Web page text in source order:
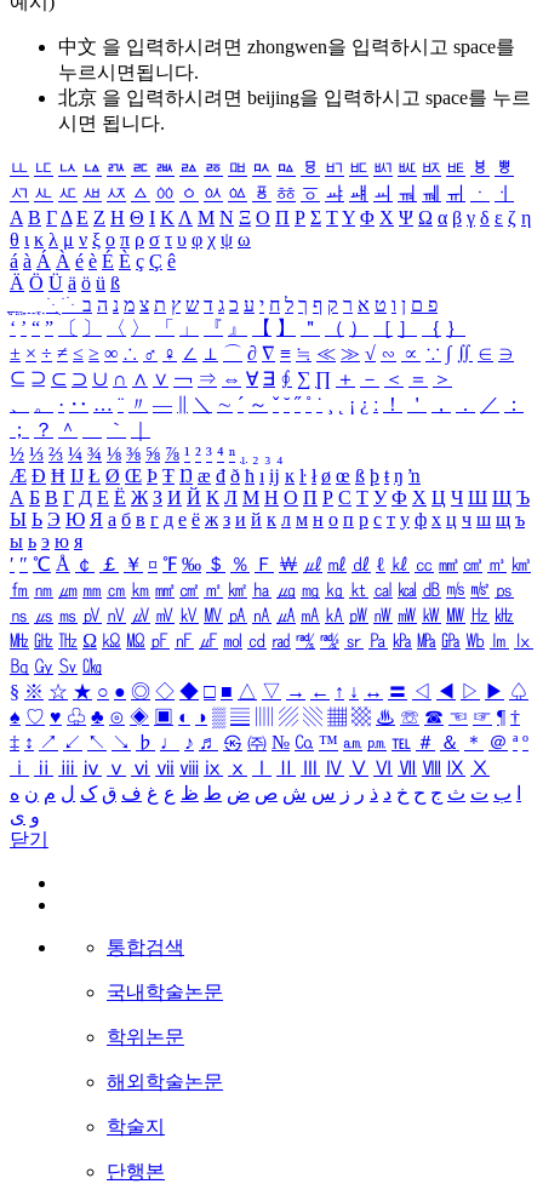
中文 을 입력하시려면 zhongwen을 입력하시고 space를
누르시면됩니다.
北京 을 입력하시려면 beijing을 입력하시고 space를 누르
시면 됩니다.
ㅥ ㅦ ㅧ ㅨ ㅩ ㅪ ㅫ ㅬ ㅭ ㅮ ㅯ ㅰ ㅱ ㅲ ㅳ ㅴ ㅵ ㅶ ㅷ ㅸ
ㅹ
ㅺ ㅻ ㅼ ㅽ ㅾ ㅿ ㆀ ㆁ ㆂ ㆃ ㆄ ㆅ ㆆ ㆇ ㆈ ㆉ ㆊ ㆋ ㆌ ㆍ
ㆎ
Α Β ΓΔ Ε Ζ Η Θ Ι ΚΛ Μ Ν Ξ Ο Π Ρ Σ ΤΥ Φ Χ Ψ Ω α β γ δ ε ζ η
θ ι κ λ μ ν ξ ο π ρ σ τ υ φ χ ψ ω
á à Á À é è É È ç Ç ê
Ä Ö Ü ä ö ü ß
ִֶֹ ֻּ ׁׂ פ ם ן ו ט א ר ק ף ך ל ח י ע כ ג ד ש ץ ת צ מ נ ה ב
‘ ’ “ ” 〔 〕 〈 〉 「 」 『 』 【 】 ＂ （ ） ［ ］ ｛ ｝
± × ÷ ≠ ≤ ≥ ∞ ∴ ♂ ♀ ∠ ⊥ ⌒ ∂ ∇ ≡ ≒ ≪ ≫ √ ∽ ∝ ∵ ∫ ∬ ∈ ∋
⊆ ⊇ ⊂ ⊃ ∪ ∩ ∧ ∨ ￢ ⇒ ⇔ ∀ ∃ ∮ ∑ ∏ ＋ － ＜ ＝
＞
、
。 · ‥ … ¨ 〃 ― ＼ ∼ ´ ～ ˇ ˘ ˝ ˚ ˙ ¸ ¡ ¿ ː ！ ＇ ， ． ／
：
；
？ ＾ ｀
½ ⅓ ⅔ ¼ ¾ ⅛ ⅜ ⅝ ⅞ ¹ ² ³ ⁴ ⁿ ₁ ₂ ₃ ₄
Æ Ð Ħ Ĳ Ł Ø Œ Þ Ŧ Ŋ æ đ ð ħ ı ĳ ĸ ŀ ł ø œ ß þ ŧ ŋ ŉ
А Б В Г Д Е Ё Ж З И Й К Л М Н О П Р С Т У Ф Х Ц Ч Ш Щ Ъ
Ы Ь Э Ю Я а б в г д е ё ж з и й к л м н о п р с т у ф х ц ч ш щ ъ
ы ь э ю я
′ ″ ℃ Å ￠ ￡ ￥ ¤ ℉ ‰ ＄ ％ Ｆ ￦ ㎕ ㎖ ㎗ ℓ ㎘ ㏄ ㎣ ㎤ ㎥ ㎦
㎙ ㎚ ㎛ ㎜ ㎝ ㎞ ㎟ ㎠ ㎡ ㎢ ㏊ ㎍ ㎎ ㎏ ㏏ ㎈ ㎉ ㏈ ㎧ ㎨ ㎰
㎱ ㎲ ㎳ ㎴ ㎵ ㎶ ㎷ ㎸ ㎹ ㎀ ㎁ ㎂ ㎃ ㎄ ㎺ ㎻ ㎽ ㎾ ㎿ ㎐ ㎑
㎒ ㎓ ㎔ Ω ㏀ ㏁ ㎊ ㎋ ㎌ ㏖ ㏅ ㎭ ㎮ ㎯ ㏛ ㎩ ㎪ ㎫ ㎬ ㏝ ㏐
㏓
㏃ ㏉ ㏜ ㏆
§ ※ ☆ ★ ○ ● ◎ ◇ ◆ □ ■ △ ▽ → ← ↑ ↓ ↔ 〓 ◁ ◀ ▷ ▶ ♤
♠ ♡ ♥ ♧ ♣ ⊙ ◈ ▣ ◐ ◑ ▒ ▤ ▨ ▧ ▦ ▩ ♨ ☏ ☎ ☜ ☞ ¶ †
‡ ↕ ↗ ↙ ↖ ↘ ♭ ♩ ♪ ♬ ㉿ ㈜ № ㏇ ™ ㏂ ㏘ ℡ ＃ ＆ ＊ ＠ ª º
ⅰ
ⅱ ⅲ ⅳ ⅴ ⅵ ⅶ ⅷ ⅸ ⅹ Ⅳ Ⅴ Ⅵ Ⅶ Ⅷ Ⅸ Ⅹ
ب ت ث ج ح خ د ذ ر ز س ش ص ض ط ظ ع غ ف ق ک ل م ن ه
و ی
닫기
통합검색
국내학술논문
학위논문
해외학술논문
학술지
단행본